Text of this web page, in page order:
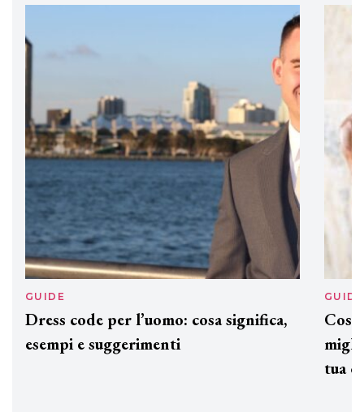
professionali
GUIDE
Dress code per l’uomo: cosa significa,
esempi e suggerimenti
GUIDE
tua